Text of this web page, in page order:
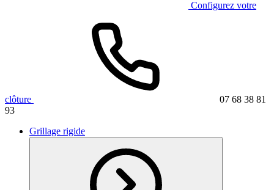
Configurez votre
clôture
07 68 38 81
93
Grillage rigide